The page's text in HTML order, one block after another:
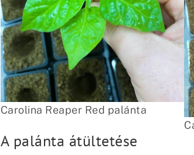
Carolina Reaper Red palánta
A palánta átültetése